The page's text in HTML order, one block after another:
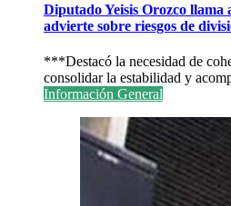
Diputado Yeisis Orozco llama
advierte sobre riesgos de
***Destacó la necesidad de
consolidar la estabilidad y
Información General